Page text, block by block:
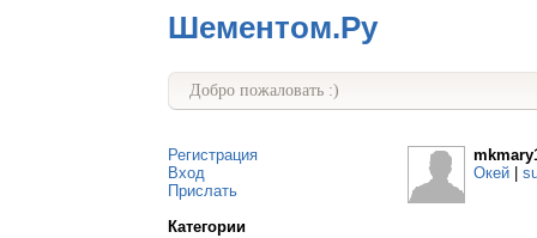
Шементом.Ру
Добро пожаловать :)
Регистрация
Вход
Прислать
Категории
Окей